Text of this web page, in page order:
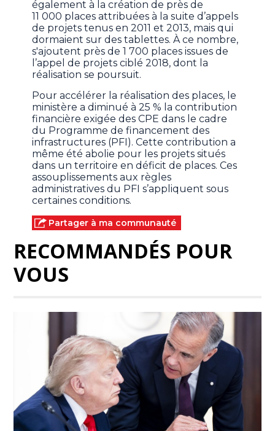
également à la création de près de
11 000 places attribuées à la suite d’appels
de projets tenus en 2011 et 2013, mais qui
dormaient sur des tablettes. À ce nombre,
s'ajoutent près de 1 700 places issues de
l’appel de projets ciblé 2018, dont la
réalisation se poursuit.
Pour accélérer la réalisation des places, le
ministère a diminué à 25 % la contribution
financière exigée des CPE dans le cadre
du Programme de financement des
infrastructures (PFI). Cette contribution a
même été abolie pour les projets situés
dans un territoire en déficit de places. Ces
assouplissements aux règles
administratives du PFI s’appliquent sous
certaines conditions.
Partager à ma communauté
RECOMMANDÉS POUR
VOUS